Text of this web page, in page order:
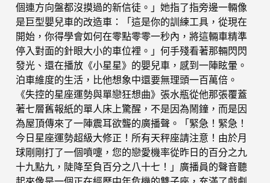
個連方向盤都沒摸過的新信徒。」她指了指旁邊一輛像
是巨型嬰兒車的改造車：「這是你的訓練工具，從現在
開始，你得學會如何在零點零零一秒內，將這輛車精準
停入對面的針眼大小的車位裡。」何手殘看著那輛閃閃
發光、還在播放《小星星》的嬰兒車，感到一陣眩暈。
泊車維度的生活，比他想象中還要無理頭一百萬倍。
《失控的星座運勢與單戀狂想曲》張水瓶從他那張覆蓋
著七層舊報紙的單人床上驚醒，不是因為鬧鐘，而是因
為屋頂傳來了一陣震耳欲聾的廣播聲。「緊急！緊急！
今日星座運勢超級大修正！所有天秤座請注意！由於月
球剛剛打了一個噴嚏，您的戀愛機率從昨日的百分之九
十九點九，陡降至負百分之八十七！」廣播員的聲音聽